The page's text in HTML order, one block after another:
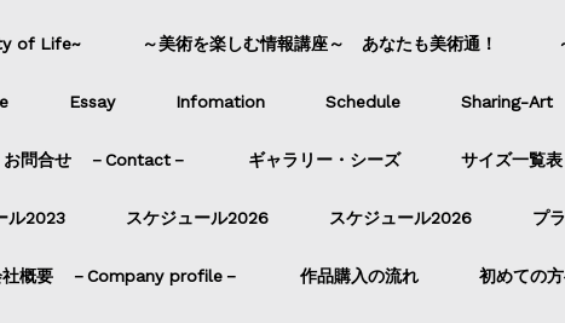
of Life~ ～美術を楽しむ情報講座～ あなたも美術通！
Essay Infomation Schedule Sharing-Art
お問合せ －Contact－ ギャラリー・シーズ サイズ一覧
ル2023 スケジュール2026 スケジュール2026 プ
社概要 －Company profile－ 作品購入の流れ 初めての